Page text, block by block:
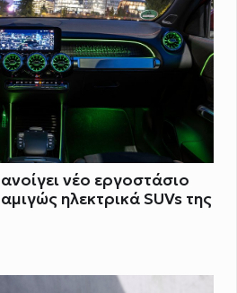
νέο εργοστάσιο
ηλεκτρικά SUVs της